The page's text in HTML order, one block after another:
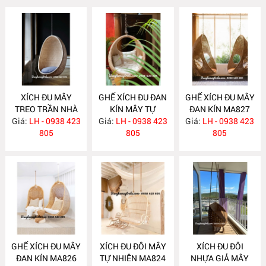
XÍCH ĐU MÂY
TREO TRẦN NHÀ
MA829
Giá: LH - 0938 423
805
GHẾ XÍCH ĐU ĐAN
KÍN MÂY TỰ
NHIÊN TREO
TRẦN NHÀ MA828
Giá: LH - 0938 423
805
GHẾ XÍCH ĐU MÂY
ĐAN KÍN MA827
Giá: LH - 0938 423
805
GHẾ XÍCH ĐU MÂY
ĐAN KÍN MA826
XÍCH ĐU ĐÔI MÂY
TỰ NHIÊN MA824
XÍCH ĐU ĐÔI
NHỰA GIẢ MÂY